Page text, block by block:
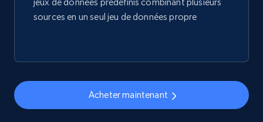
Amazon products search
1.6K+ 181+ Buy Now
jeux de données prédéfinis combinant plusieurs
sources en un seul jeu de données propre
Acheter maintenant